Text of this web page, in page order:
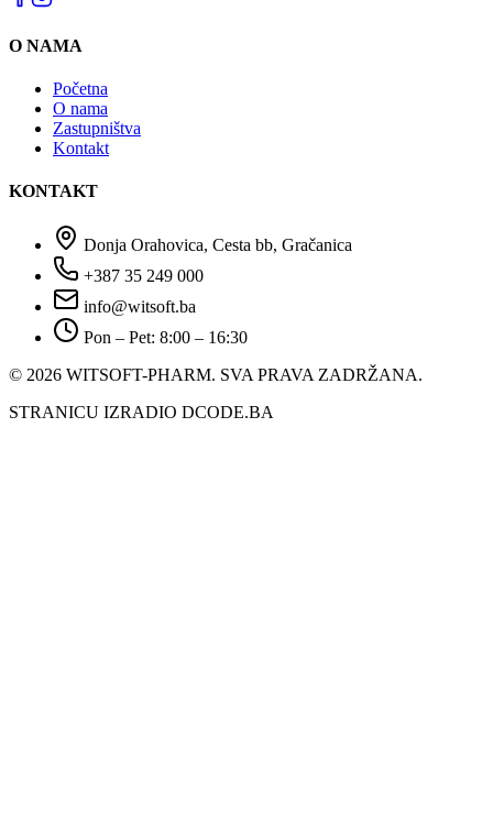
O NAMA
Početna
O nama
Zastupništva
Kontakt
KONTAKT
Donja Orahovica, Cesta bb, Gračanica
+387 35 249 000
info@witsoft.ba
Pon – Pet: 8:00 – 16:30
© 2026 WITSOFT-PHARM. SVA PRAVA ZADRŽANA.
STRANICU IZRADIO DCODE.BA